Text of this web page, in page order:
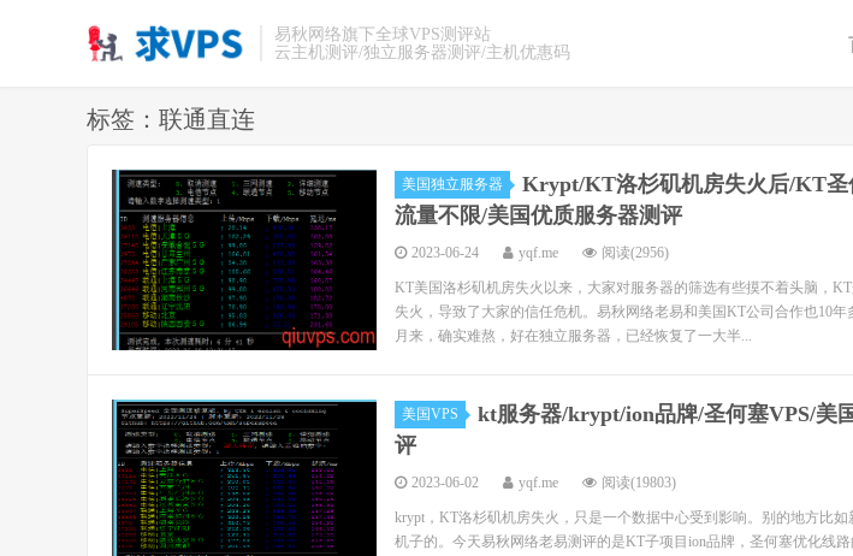
易秋网络旗下全球VPS测评站
云主机测评/独立服务器测评/主机优惠码
标签：联通直连
美国独立服务器
Krypt/KT洛杉矶机房失火后/KT圣
流量不限/美国优质服务器测评
2023-06-24 yqf.me 阅读(2956)
KT美国洛杉矶机房失火以来，大家对服务器的筛选有些摸不着头脑，
失火，导致了大家的信任危机。易秋网络老易和美国KT公司合作也10年
月来，确实难熬，好在独立服务器，已经恢复了一大半...
美国VPS
kt服务器/krypt/ion品牌/圣何塞VPS/美
评
2023-06-02 yqf.me 阅读(19803)
krypt，KT洛杉矶机房失火，只是一个数据中心受到影响。别的地方比
机子的。今天易秋网络老易测评的是KT子项目ion品牌，圣何塞优化线